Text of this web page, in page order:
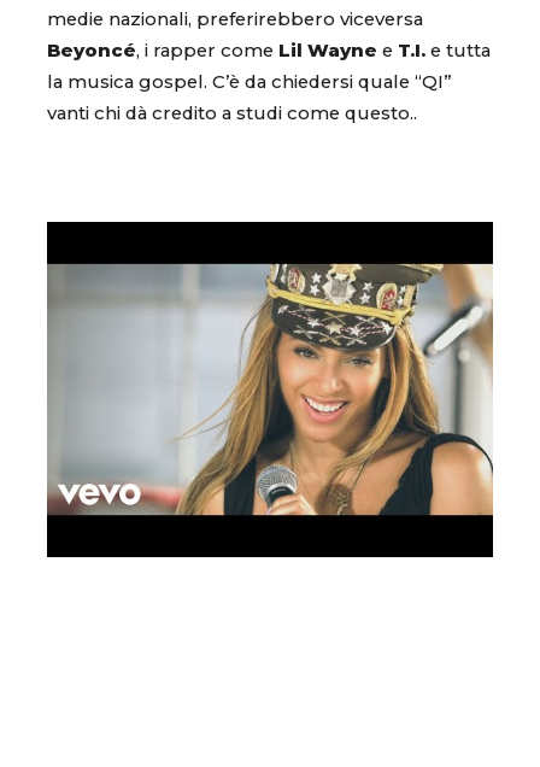
medie nazionali, preferirebbero viceversa
Beyoncé, i rapper come Lil Wayne e T.I. e tutta
la musica gospel. C’è da chiedersi quale “QI”
vanti chi dà credito a studi come questo..